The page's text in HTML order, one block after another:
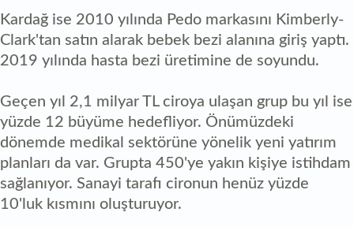
Kardağ ise 2010 yılında Pedo markasını Kimberly-
Clark'tan satın alarak bebek bezi alanına giriş yaptı.
2019 yılında hasta bezi üretimine de soyundu.
Geçen yıl 2,1 milyar TL ciroya ulaşan grup bu yıl ise
yüzde 12 büyüme hedefliyor. Önümüzdeki
dönemde medikal sektörüne yönelik yeni yatırım
planları da var. Grupta 450'ye yakın kişiye istihdam
sağlanıyor. Sanayi tarafı cironun henüz yüzde
10'luk kısmını oluşturuyor.